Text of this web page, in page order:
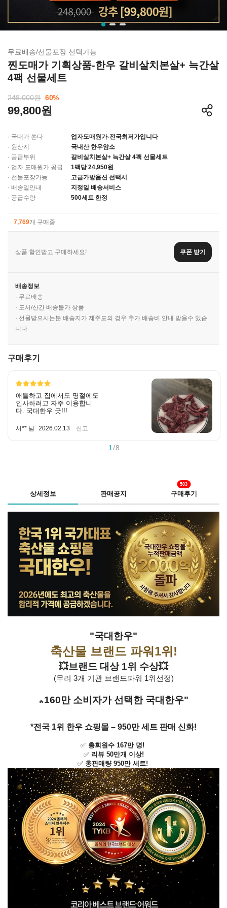
무료배송/선물포장 선택가능
찐도매가 기획상품-한우 갈비살치본살+ 늑간살
4팩 선물세트
248,000원 60%
99,800원
· 국대가 쏜다
업자도매원가-전국최저가입니다
· 원산지
국내산 한우암소
· 공급부위
갈비살치본살+ 늑간살 4팩 선물세트
· 업자 도매원가 공급
1팩당 24,950원
· 선물포장가능
고급가방옵션 선택시
· 배송일안내
지정일 배송서비스
· 공급수량
500세트 한정
7,769개 구매중
상품 할인받고 구매하세요! 쿠폰 받기
배송정보
· 무료배송
· 도서/산간 배송불가 상품
· 선물받으시는분 배송지가 제주도의 경우 추가 배송비 안내 받을수 있습
니다
구매후기
애들하고 집에서도 명절에도
인사하려고 자주 이용합니
다. 국대한우 굿!!!
서** 님 2026.02.13 신고
1 /8
상세정보 판매공지 구매후기
503
"국대한우"
축산물 브랜드 파워1위!
💥브랜드 대상 1위 수상💥
(무려 3개 기관 브랜드파워 1위선정)
🔥 160만 소비자가 선택한 국대한우"
*전국 1위 한우 쇼핑몰 – 950만 세트 판매 신화!
✅ 총회원수 167만 명!
✅ 리뷰 50만개 이상!
✅ 총판매량 950만 세트!